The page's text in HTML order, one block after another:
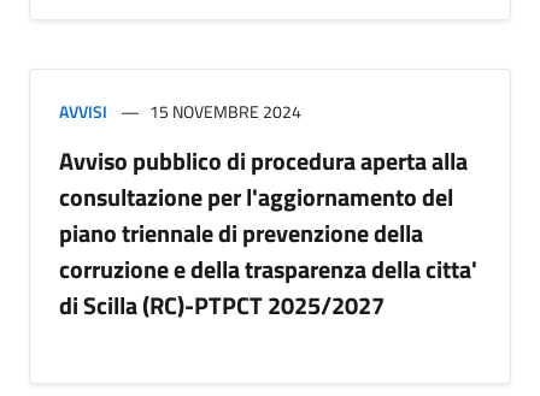
AVVISI 15 NOVEMBRE 2024
Avviso pubblico di procedura aperta alla
consultazione per l'aggiornamento del
piano triennale di prevenzione della
corruzione e della trasparenza della citta'
di Scilla (RC)-PTPCT 2025/2027